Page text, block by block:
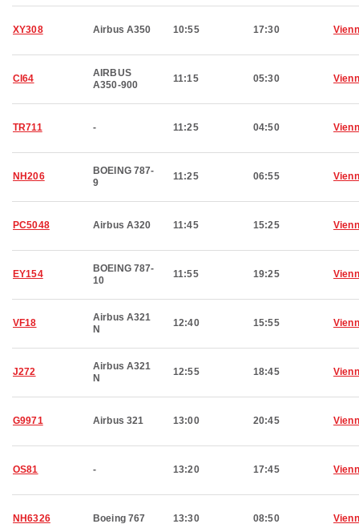
XY308 Airbus A350 10:55 17:30
CI64
AIRBUS
A350-900
11:15 05:30
TR711 - 11:25 04:50
NH206
BOEING 787-
9
11:25 06:55
PC5048 Airbus A320 11:45 15:25
EY154
BOEING 787-
10
11:55 19:25
VF18
Airbus A321
N
12:40 15:55
J272
Airbus A321
N
12:55 18:45
G9971 Airbus 321 13:00 20:45
OS81 - 13:20 17:45
NH6326 Boeing 767 13:30 08:50